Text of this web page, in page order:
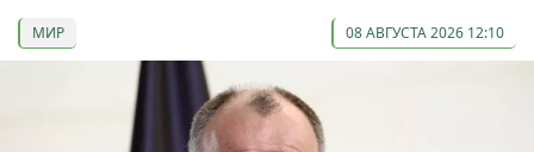
МИР 08 АВГУСТА 2026 12:10